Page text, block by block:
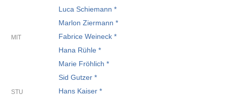
Luca Schiemann *
Marlon Ziermann *
MIT
Fabrice Weineck *
Hana Rühle *
Marie Fröhlich *
Sid Gutzer *
STU Hans Kaiser *